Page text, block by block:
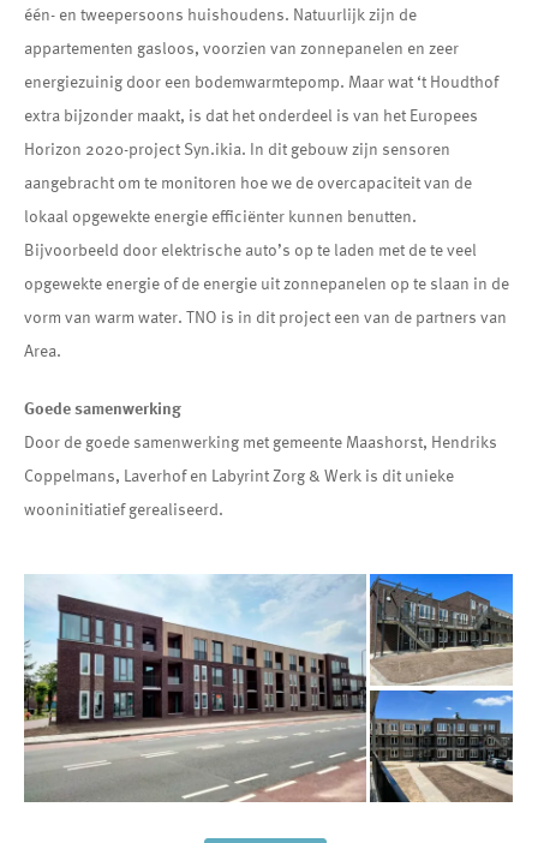
één- en tweepersoons huishoudens. Natuurlijk zijn de
appartementen gasloos, voorzien van zonnepanelen en zeer
energiezuinig door een bodemwarmtepomp. Maar wat ‘t Houdthof
extra bijzonder maakt, is dat het onderdeel is van het Europees
Horizon 2020-project Syn.ikia. In dit gebouw zijn sensoren
aangebracht om te monitoren hoe we de overcapaciteit van de
lokaal opgewekte energie efficiënter kunnen benutten.
Bijvoorbeeld door elektrische auto’s op te laden met de te veel
opgewekte energie of de energie uit zonnepanelen op te slaan in de
vorm van warm water. TNO is in dit project een van de partners van
Area.
Goede samenwerking
Door de goede samenwerking met gemeente Maashorst, Hendriks
Coppelmans, Laverhof en Labyrint Zorg & Werk is dit unieke
wooninitiatief gerealiseerd.